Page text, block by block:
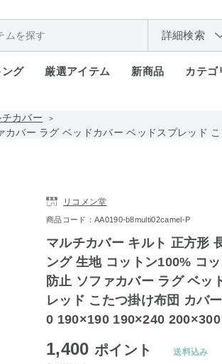
詳細検索
ング 厳選アイテム 新商品 カテゴ
カバー
バー ラグ ベッドカバー ベッドスプレッド
リコメン堂
商品コード：AA0190-b8multi02camel-P
マルチカバー キルト 正方形
ング 生地 コットン100% コ
防止 ソファカバー ラグ ベッ
レッド こたつ掛け布団 カバ
0 190×190 190×240
1,400 ポイント 送料込み